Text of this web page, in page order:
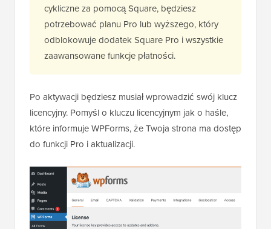
cykliczne za pomocą Square, będziesz
potrzebować planu Pro lub wyższego, który
odblokowuje dodatek Square Pro i wszystkie
zaawansowane funkcje płatności.
Po aktywacji będziesz musiał wprowadzić swój klucz
licencyjny. Pomyśl o kluczu licencyjnym jak o haśle,
które informuje WPForms, że Twoja strona ma dostęp
do funkcji Pro i aktualizacji.